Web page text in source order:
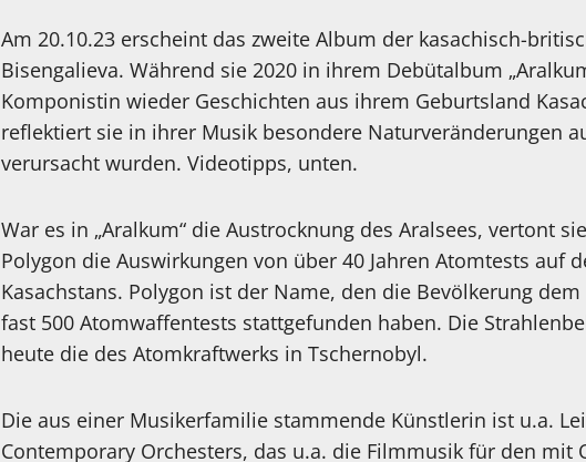
Am 20.10.23 erscheint das zweite Album der kasachisch-
Bisengalieva. Während sie 2020 in ihrem Debütalbum
Komponistin wieder Geschichten aus ihrem Geburtsland
reflektiert sie in ihrer Musik besondere Naturveränderungen
verursacht wurden. Videotipps, unten.
War es in „Aralkum“ die Austrocknung des Aralsees, vertont
Polygon die Auswirkungen von über 40 Jahren Atomtests auf
Kasachstans. Polygon ist der Name, den die Bevölkerung
fast 500 Atomwaffentests stattgefunden haben. Die
heute die des Atomkraftwerks in Tschernobyl.
Die aus einer Musikerfamilie stammende Künstlerin ist u.a.
Contemporary Orchesters, das u.a. die Filmmusik für den mit